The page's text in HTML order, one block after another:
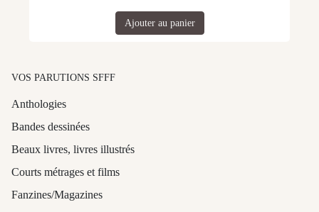
Ajouter au panier
VOS PARUTIONS SFFF
Anthologies
Bandes dessinées
Beaux livres, livres illustrés
Courts métrages et films
Fanzines/Magazines